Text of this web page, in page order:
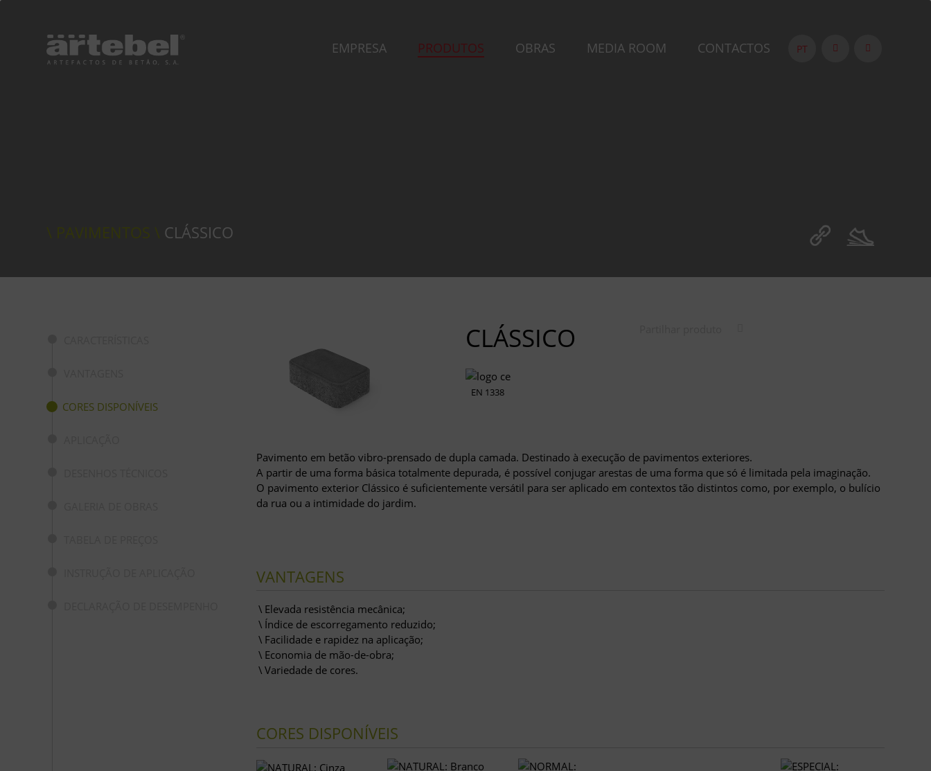
EMPRESA PRODUTOS OBRAS MEDIA ROOM CONTACTOS PT
\ PAVIMENTOS \ CLÁSSICO
CORES DISPONÍVEIS
CLÁSSICO
EN 1338
Pavimento em betão vibro-prensado de dupla camada. Destinado à execução de pavimentos exteriores.
A partir de uma forma básica totalmente depurada, é possível conjugar arestas de uma forma que só é limitada pela imaginação.
O pavimento exterior Clássico é suficientemente versátil para ser aplicado em contextos tão distintos como, por exemplo, o bulício
da rua ou a intimidade do jardim.
VANTAGENS
Elevada resistência mecânica;
Índice de escorregamento reduzido;
Facilidade e rapidez na aplicação;
Economia de mão-de-obra;
Variedade de cores.
CORES DISPONÍVEIS